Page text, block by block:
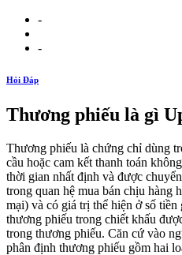
-
-
Hỏi Đáp
Thương phiếu là gì
Thương phiếu là chứng chỉ dùng
cầu hoặc cam kết thanh toán
thời gian nhất định và được
trong quan hệ mua bán chịu hàng
mại) và có giá trị thể hiện ở số
thương phiếu trong chiết khấu
trong thương phiếu. Căn cứ vào
phân định thương phiếu gồm hai